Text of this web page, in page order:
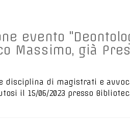
evento
Massimo, già
disciplina di magistrati e
il 15/06/2023 presso